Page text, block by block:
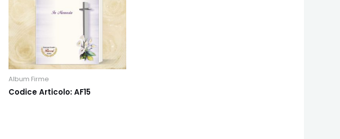
Album Firme
Codice Articolo: AF15